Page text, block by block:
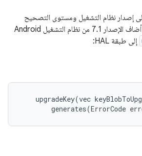
إصدار نظام التشغيل ومستوى التصحيح
الجديدَين لصورة النظام، أضاف الإصدار 7.1 من نظام التشغيل Android
إلى طبقة HAL:
upgradeKey(vec